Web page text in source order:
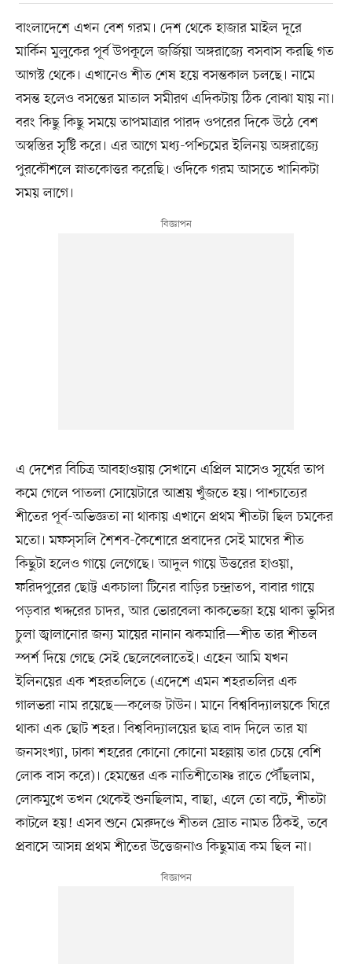
বাংলাদেশে এখন বেশ গরম। দেশ থেকে হাজার মাইল দূরে
মার্কিন মুলুকের পূর্ব উপকূলে জর্জিয়া অঙ্গরাজ্যে বসবাস করছি গত
আগস্ট থেকে। এখানেও শীত শেষ হয়ে বসন্তকাল চলছে। নামে
বসন্ত হলেও বসন্তের মাতাল সমীরণ এদিকটায় ঠিক বোঝা যায় না।
বরং কিছু কিছু সময়ে তাপমাত্রার পারদ ওপরের দিকে উঠে বেশ
অস্বস্তির সৃষ্টি করে। এর আগে মধ্য-পশ্চিমের ইলিনয় অঙ্গরাজ্যে
পুরকৌশলে স্নাতকোত্তর করেছি। ওদিকে গরম আসতে খানিকটা
সময় লাগে।
এ দেশের বিচিত্র আবহাওয়ায় সেখানে এপ্রিল মাসেও সূর্যের তাপ
কমে গেলে পাতলা সোয়েটারে আশ্রয় খুঁজতে হয়। পাশ্চাত্যের
শীতের পূর্ব-অভিজ্ঞতা না থাকায় এখানে প্রথম শীতটা ছিল চমকের
মতো। মফস্‌সলি শৈশব-কৈশোরে প্রবাদের সেই মাঘের শীত
কিছুটা হলেও গায়ে লেগেছে। আদুল গায়ে উত্তরের হাওয়া,
ফরিদপুরের ছোট্ট একচালা টিনের বাড়ির চন্দ্রাতপ, বাবার গায়ে
পড়বার খদ্দরের চাদর, আর ভোরবেলা কাকভেজা হয়ে থাকা ভুসির
চুলা জ্বালানোর জন্য মায়ের নানান ঝকমারি—শীত তার শীতল
স্পর্শ দিয়ে গেছে সেই ছেলেবেলাতেই। এহেন আমি যখন
ইলিনয়ের এক শহরতলিতে (এদেশে এমন শহরতলির এক
গালভরা নাম রয়েছে—কলেজ টাউন। মানে বিশ্ববিদ্যালয়কে ঘিরে
থাকা এক ছোট শহর। বিশ্ববিদ্যালয়ের ছাত্র বাদ দিলে তার যা
জনসংখ্যা, ঢাকা শহরের কোনো কোনো মহল্লায় তার চেয়ে বেশি
লোক বাস করে)। হেমন্তের এক নাতিশীতোষ্ণ রাতে পৌঁছলাম,
লোকমুখে তখন থেকেই শুনছিলাম, বাছা, এলে তো বটে, শীতটা
কাটলে হয়! এসব শুনে মেরুদণ্ডে শীতল স্রোত নামত ঠিকই, তবে
প্রবাসে আসন্ন প্রথম শীতের উত্তেজনাও কিছুমাত্র কম ছিল না।